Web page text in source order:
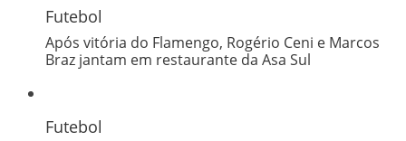
Futebol
Após vitória do Flamengo, Rogério Ceni e Marcos
Braz jantam em restaurante da Asa Sul
Futebol